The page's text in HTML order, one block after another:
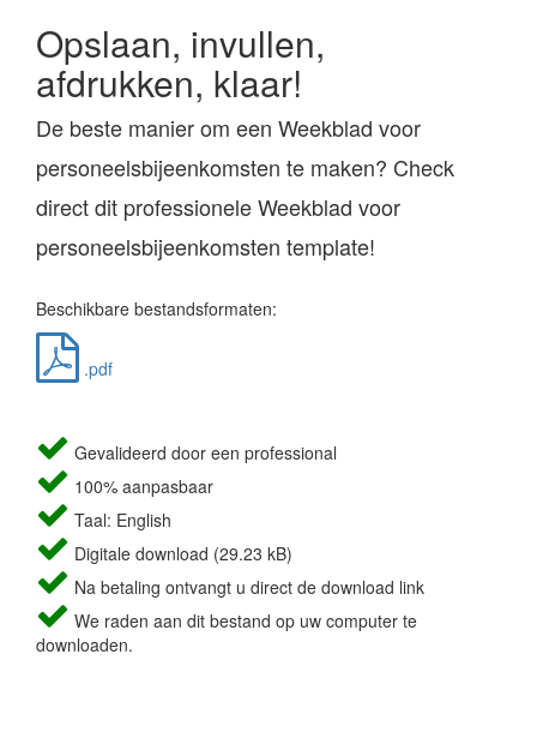
Opslaan, invullen,
afdrukken, klaar!
De beste manier om een Weekblad voor
personeelsbijeenkomsten te maken? Check
direct dit professionele Weekblad voor
personeelsbijeenkomsten template!
Beschikbare bestandsformaten:
.pdf
Gevalideerd door een professional
100% aanpasbaar
Taal: English
Digitale download (29.23 kB)
Na betaling ontvangt u direct de download link
We raden aan dit bestand op uw computer te
downloaden.